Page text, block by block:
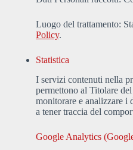
Luogo del trattamento:
Policy.
Statistica
I servizi contenuti nella
permettono al Titolare
monitorare e analizzare i
a tener traccia del
Google Analytics